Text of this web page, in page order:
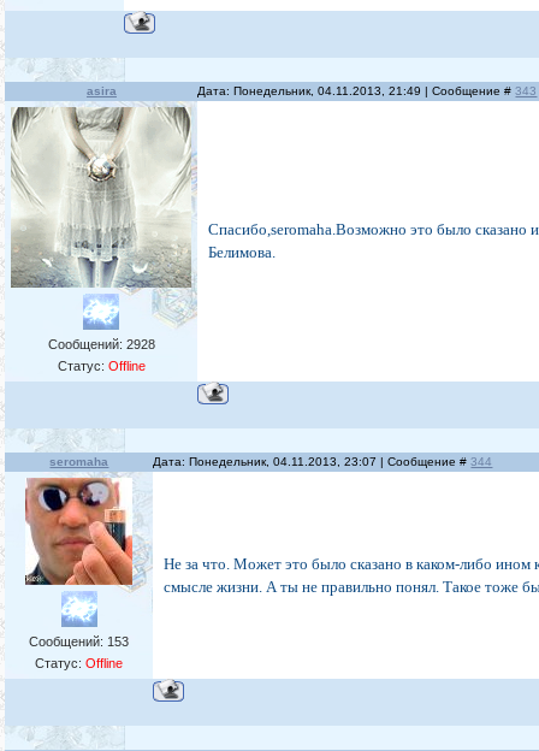
asira Дата: Понедельник, 04.11.2013, 21:49 | Сообщение #343
Сообщений: 2928
Статус: Offline
Спасибо,seromaha.Возможно это было сказано
Белимова.
seromaha Дата: Понедельник, 04.11.2013, 23:07 | Сообщение #344
Сообщений: 153
Статус:Offline
Не за что. Может это было сказано в каком-либо ином
смысле жизни. А ты не правильно понял. Такое тоже